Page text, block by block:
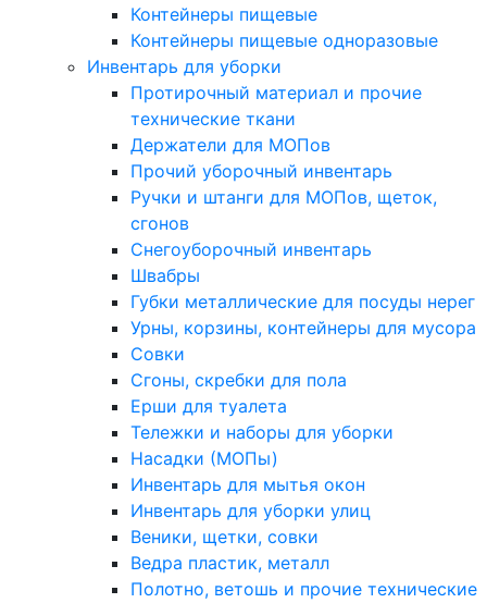
Контейнеры пищевые
Контейнеры пищевые одноразовые
Инвентарь для уборки
Протирочный материал и прочие
технические ткани
Держатели для МОПов
Прочий уборочный инвентарь
Ручки и штанги для МОПов, щеток,
сгонов
Снегоуборочный инвентарь
Швабры
Губки металлические для посуды нерег
Урны, корзины, контейнеры для мусора
Совки
Сгоны, скребки для пола
Ерши для туалета
Тележки и наборы для уборки
Насадки (МОПы)
Инвентарь для мытья окон
Инвентарь для уборки улиц
Веники, щетки, совки
Ведра пластик, металл
Полотно, ветошь и прочие технические